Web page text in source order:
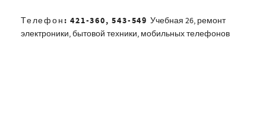
Телефон: 421-360, 543-549 Учебная 26, ремонт
электроники, бытовой техники, мобильных телефонов